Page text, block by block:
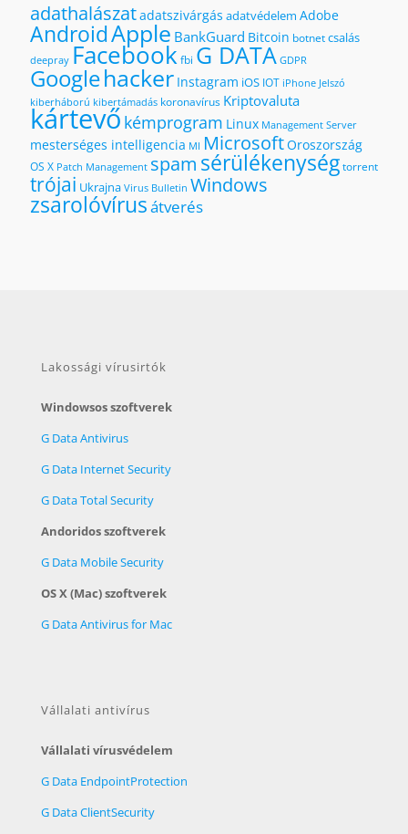
adathalászatadatszivárgás adatvédelem Adobe
AndroidApple BankGuard Bitcoin botnetcsalás
deepray Facebookfbi G DATA GDPR
Googlehacker Instagram iOS IOT iPhone Jelszó
kiberháború kibertámadás koronavírus Kriptovaluta
kártevő kémprogram Linux Management Server
mesterséges intelligencia MI MicrosoftOroszország
OS X Patch Management spam sérülékenységtorrent
trójai Ukrajna Virus Bulletin Windows
zsarolóvírusátverés
Lakossági vírusirtók
Windowsos szoftverek
G Data Antivirus
G Data Internet Security
G Data Total Security
Andoridos szoftverek
G Data Mobile Security
OS X (Mac) szoftverek
G Data Antivirus for Mac
Vállalati antivírus
Vállalati vírusvédelem
G Data EndpointProtection
G Data ClientSecurity